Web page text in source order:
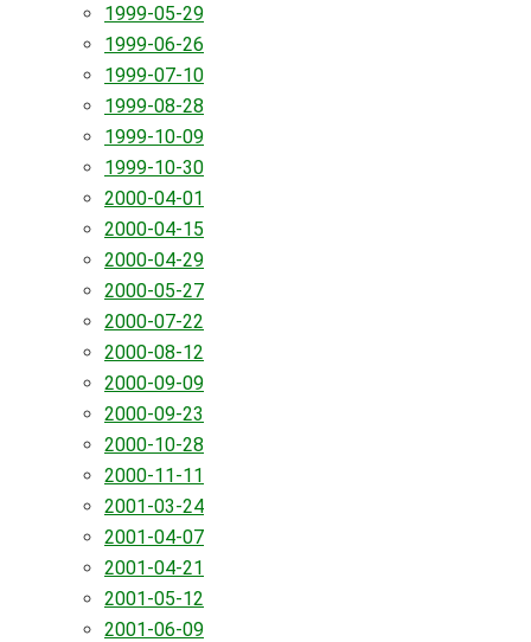
1999-05-29
1999-06-26
1999-07-10
1999-08-28
1999-10-09
1999-10-30
2000-04-01
2000-04-15
2000-04-29
2000-05-27
2000-07-22
2000-08-12
2000-09-09
2000-09-23
2000-10-28
2000-11-11
2001-03-24
2001-04-07
2001-04-21
2001-05-12
2001-06-09